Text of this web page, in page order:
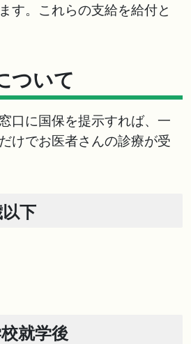
す。これらの支給を給付と
ついて
口に国保を提示すれば、一
けでお医者さんの診療が受
下
就学後